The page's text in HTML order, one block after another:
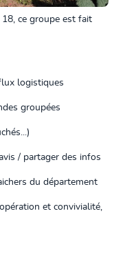
ce groupe est fait
logistiques
groupées
/ partager des infos
du département
et convivialité,